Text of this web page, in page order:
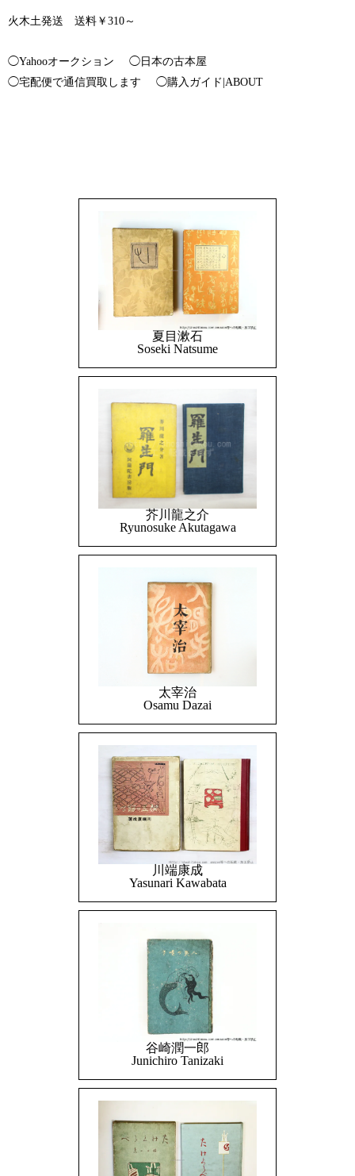
火木土発送 送料￥310～
◯Yahooオークション
◯日本の古本屋
◯宅配便で通信買取します
◯購入ガイド|ABOUT
夏目漱石
Soseki Natsume
芥川龍之介
Ryunosuke Akutagawa
太宰治
Osamu Dazai
川端康成
Yasunari Kawabata
谷崎潤一郎
Junichiro Tanizaki